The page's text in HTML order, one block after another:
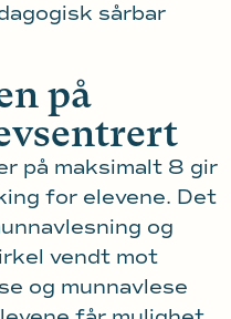
sårbar
på
på maksimalt 8 gir
for elevene. Det
og
vendt mot
og munnavlese